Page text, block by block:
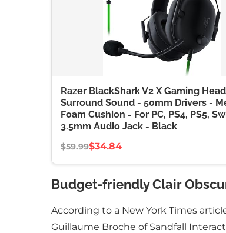
Razer BlackShark V2 X Gaming
Surround Sound - 50mm Drivers -
Foam Cushion - For PC, PS4, PS5,
3.5mm Audio Jack - Black
$59.99$34.84
Budget-friendly Clair
According to a New York Times
Guillaume Broche of Sandfall